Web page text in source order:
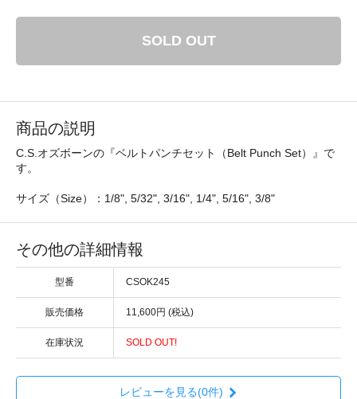
SOLD OUT
商品の説明
C.S.オズボーンの『ベルトパンチセット（Belt Punch Set）』で
す。
サイズ（Size）：1/8", 5/32", 3/16", 1/4", 5/16", 3/8"
その他の詳細情報
型番 CSOK245
販売価格 11,600円 (税込)
在庫状況 SOLD OUT!
レビューを見る(0件)